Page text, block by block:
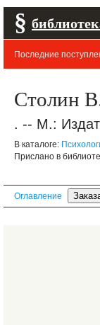
§
Последние
Столин
. -- М.:
В каталоге:
Прислано в
Оглавление